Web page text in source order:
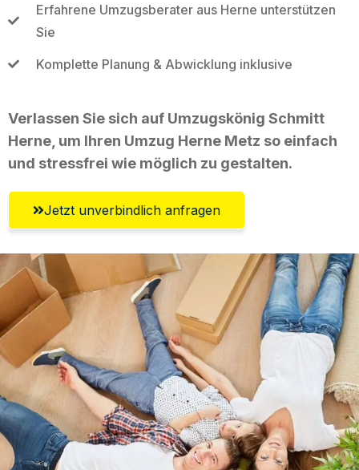
Erfahrene Umzugsberater aus Herne unterstützen
Sie
Komplette Planung & Abwicklung inklusive
Verlassen Sie sich auf Umzugskönig Schmitt
Herne, um Ihren Umzug Herne Metz so einfach
und stressfrei wie möglich zu gestalten.
Jetzt unverbindlich anfragen